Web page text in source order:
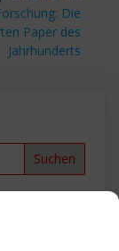
Die
Paper des
Jahrhunderts